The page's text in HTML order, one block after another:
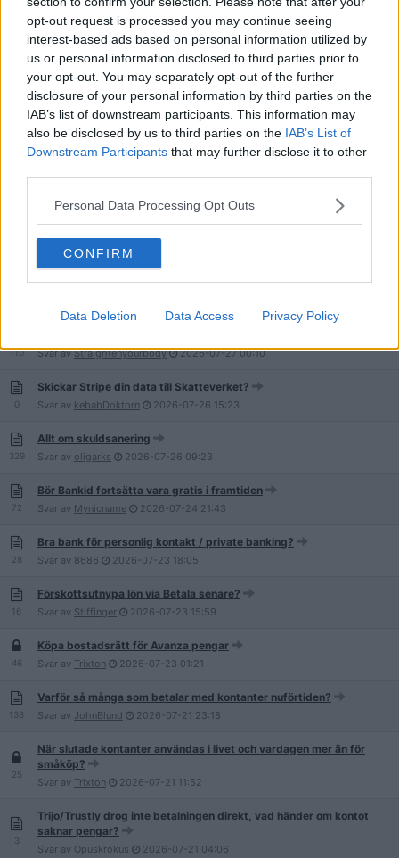
opt-out request is processed you may continue seeing
interest-based ads based on personal information utilized by
us or personal information disclosed to third parties prior to
your opt-out. You may separately opt-out of the further
disclosure of your personal information by third parties on the
IAB’s list of downstream participants. This information may
also be disclosed by us to third parties on the IAB’s List of
Downstream Participants that may further disclose it to other
Personal Data Processing Opt Outs
CONFIRM
Data Deletion Data Access Privacy Policy
Det är lönsammare att handla ALLTID på en och samma affär.
Svar avOsynlige.Mannen 2026-07-3123:55
Laila i Perstorp har inte råd med tandläkare
Svar avJohnBlund 2026-07-2923:53
Köpa lägenhet som egen företagare
Svar avPerfecthairline 2026-07-2911:37
Dan blev av med 45 000 efter krogbesök i Polen - bankerna vägrar
21:22
Bolån till pensionär
110 Svar avStraightenyourbody 2026-07-2700:10
0
Skickar Stripe din data till Skatteverket?
Svar av kebabDoktorn 2026-07-26 15:23
329
Allt om skuldsanering
Svar av oligarks 2026-07-26 09:23
72
Bör Bankid fortsätta vara gratis i framtiden
Svar av Mynicname 2026-07-24 21:43
28
Bra bank för personlig kontakt / private banking?
Svar av 8686 2026-07-23 18:05
16
Förskottsutnypa lön via Betala senare?
Svar av Stiffinger 2026-07-23 15:59
46
Köpa bostadsrätt för Avanza pengar
Svar av Trixton 2026-07-23 01:21
138
Varför så många som betalar med kontanter nuförtiden?
Svar av JohnBlund 2026-07-21 23:18
25
När slutade kontanter användas i livet och vardagen mer än för
småköp?
Svar av Trixton 2026-07-21 11:52
3
Trijo/Trustly drog inte betalningen direkt, vad händer om kontot
saknar pengar?
Svar av Opuskrokus 2026-07-21 04:06